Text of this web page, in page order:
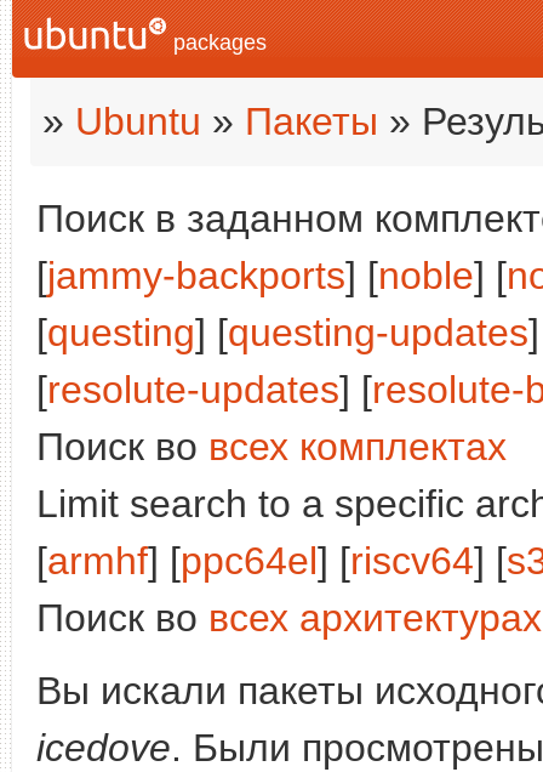
packages
» Ubuntu » Пакеты »
Поиск в заданном
[jammy-backports] [noble] [
[questing] [questing-updates
[resolute-updates] [resolute-
Поиск во всех комплектах
Limit search to a specific
[armhf] [ppc64el] [riscv64] [
Поиск во всех архитектурах
Вы искали пакеты
icedove. Были